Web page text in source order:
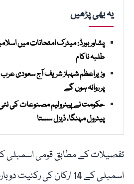
یہ بھی پڑھیں
طلبہ ناکام
وزیراعظم شہباز شریف آج سعودی
پر روانہ ہوں گے
حکومت نے پیٹرولیم مصنوعات کی
پیٹرول مہنگا، ڈیزل سستا
اسمبلی کے 14 ارکان کی رکنیت دوبارہ فعال کر دی گئی ہے۔